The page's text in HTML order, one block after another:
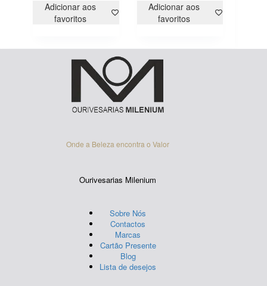
Adicionar aos
favoritos
Adicionar aos
favoritos
Onde a Beleza encontra o Valor
Ourivesarias Milenium
Sobre Nós
Contactos
Marcas
Cartão Presente
Blog
Lista de desejos